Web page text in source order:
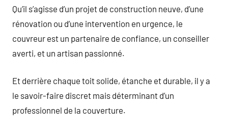
Qu’il s’agisse d’un projet de construction neuve, d’une
rénovation ou d’une intervention en urgence, le
couvreur est un partenaire de confiance, un conseiller
averti, et un artisan passionné.
Et derrière chaque toit solide, étanche et durable, il y a
le savoir-faire discret mais déterminant d’un
professionnel de la couverture.